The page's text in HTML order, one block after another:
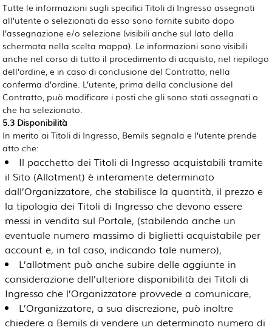
Tutte le informazioni sugli specifici Titoli di Ingresso assegnati
all’utente o selezionati da esso sono fornite subito dopo
l’assegnazione e/o selezione (visibili anche sul lato della
schermata nella scelta mappa). Le informazioni sono visibili
anche nel corso di tutto il procedimento di acquisto, nel riepilogo
dell’ordine, e in caso di conclusione del Contratto, nella
conferma d’ordine. L’utente, prima della conclusione del
Contratto, può modificare i posti che gli sono stati assegnati o
che ha selezionato.
5.3 Disponibilità
In merito ai Titoli di Ingresso, Bemils segnala e l’utente prende
atto che:
Il pacchetto dei Titoli di Ingresso acquistabili tramite
il Sito (Allotment) è interamente determinato
dall’Organizzatore, che stabilisce la quantità, il prezzo e
la tipologia dei Titoli di Ingresso che devono essere
messi in vendita sul Portale, (stabilendo anche un
eventuale numero massimo di biglietti acquistabile per
account e, in tal caso, indicando tale numero),
L’allotment può anche subire delle aggiunte in
considerazione dell’ulteriore disponibilità dei Titoli di
Ingresso che l’Organizzatore provvede a comunicare,
L’Organizzatore, a sua discrezione, può inoltre
chiedere a Bemils di vendere un determinato numero di